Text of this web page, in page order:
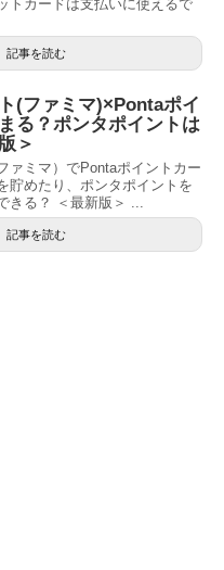
トカードは支払いに使えるで
記事を読む
(ファミマ)×Pontaポイ
る？ポンタポイントは
＞
ァミマ）でPontaポイントカー
貯めたり、ポンタポイントを
きる？ ＜最新版＞ ...
記事を読む